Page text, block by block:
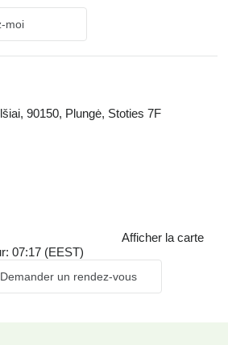
moi
90150, Plungė, Stoties 7F
Afficher la carte
07:17 (EEST)
Demander un rendez-vous